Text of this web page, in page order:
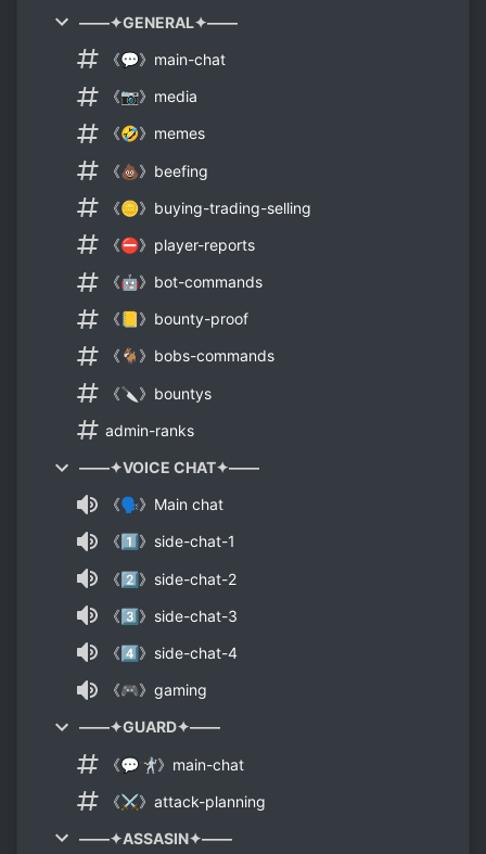
——✦GENERAL✦——
《💬》main-chat
《📷》media
《🤣》memes
《💩》beefing
《🪙》buying-trading-selling
《⛔》player-reports
《🤖》bot-commands
《📒》bounty-proof
《🐐》bobs-commands
《🔪》bountys
admin-ranks
——✦VOICE CHAT✦——
《🗣》Main chat
《1⃣》side-chat-1
《2⃣》side-chat-2
《3⃣》side-chat-3
《4⃣》side-chat-4
《🎮》gaming
——✦GUARD✦——
《💬🤺》main-chat
《⚔》attack-planning
——✦ASSASIN✦——